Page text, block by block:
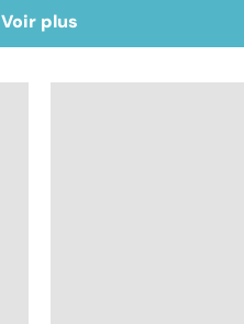
Voir plus